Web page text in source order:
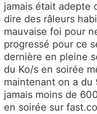
jamais était adepte
dire des râleurs
mauvaise foi pour
progressé pour ce
dernière en pleine
du Ko/s en soirée
maintenant on a
jamais moins de
en soirée sur